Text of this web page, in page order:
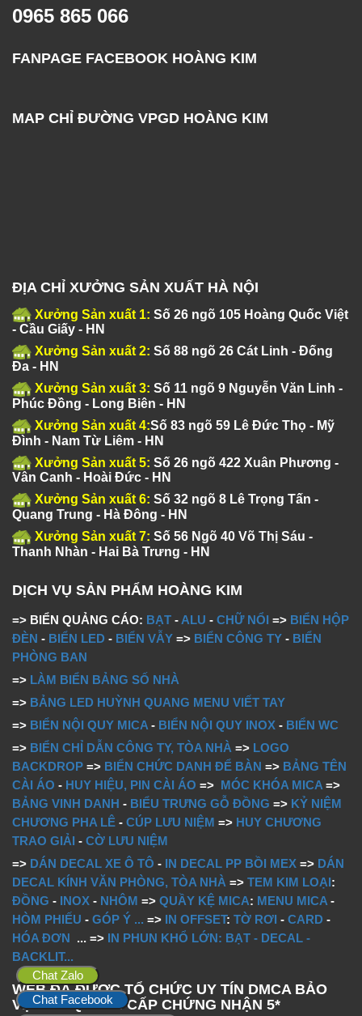
0965 865 066
FANPAGE FACEBOOK HOÀNG KIM
MAP CHỈ ĐƯỜNG VPGD HOÀNG KIM
ĐỊA CHỈ XƯỞNG SẢN XUẤT HÀ NỘI
Xưởng Sản xuất 1: Số 26 ngõ 105 Hoàng Quốc Việt
- Cầu Giấy - HN
Xưởng Sản xuất 2: Số 88 ngõ 26 Cát Linh - Đống
Đa - HN
Xưởng Sản xuất 3: Số 11 ngõ 9 Nguyễn Văn Linh -
Phúc Đồng - Long Biên - HN
Xưởng Sản xuất 4:Số 83 ngõ 59 Lê Đức Thọ - Mỹ
Đình - Nam Từ Liêm - HN
Xưởng Sản xuất 5: Số 26 ngõ 422 Xuân Phương -
Vân Canh - Hoài Đức - HN
Xưởng Sản xuất 6: Số 32 ngõ 8 Lê Trọng Tấn -
Quang Trung - Hà Đông - HN
Xưởng Sản xuất 7: Số 56 Ngõ 40 Võ Thị Sáu -
Thanh Nhàn - Hai Bà Trưng - HN
DỊCH VỤ SẢN PHẨM HOÀNG KIM
=> BIỂN QUẢNG CÁO: BẠT - ALU - CHỮ NỔI => BIỂN HỘP
ĐÈN - BIỂN LED - BIỂN VẪY => BIỂN CÔNG TY - BIỂN
PHÒNG BAN
=> LÀM BIỂN BẢNG SỐ NHÀ
=> BẢNG LED HUỲNH QUANG MENU VIẾT TAY
=> BIỂN NỘI QUY MICA - BIỂN NỘI QUY INOX - BIỂN WC
=> BIỂN CHỈ DẪN CÔNG TY, TÒA NHÀ => LOGO
BACKDROP => BIỂN CHỨC DANH ĐỂ BÀN => BẢNG TÊN
CÀI ÁO - HUY HIỆU, PIN CÀI ÁO => MÓC KHÓA MICA =>
BẢNG VINH DANH - BIỂU TRƯNG GỖ ĐỒNG => KỶ NIỆM
CHƯƠNG PHA LÊ - CÚP LƯU NIỆM => HUY CHƯƠNG
TRAO GIẢI - CỜ LƯU NIỆM
=> DÁN DECAL XE Ô TÔ - IN DECAL PP BỒI MEX => DÁN
DECAL KÍNH VĂN PHÒNG, TÒA NHÀ => TEM KIM LOẠI:
ĐỒNG - INOX - NHÔM => QUẦY KỆ MICA: MENU MICA -
HÒM PHIẾU - GÓP Ý ... => IN OFFSET: TỜ RƠI - CARD -
HÓA ĐƠN ... => IN PHUN KHỔ LỚN: BẠT - DECAL -
BACKLIT...
WEB ĐÃ ĐƯỢC TỔ CHỨC UY TÍN DMCA BẢO
VỆ BẢN QUYỀN CẤP CHỨNG NHẬN 5*
Chat Zalo
Chat Facebook